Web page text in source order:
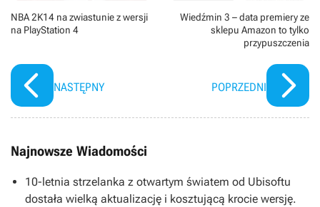
NBA 2K14 na zwiastunie z wersji
na PlayStation 4
NASTĘPNY
Wiedźmin 3 – data premiery ze
sklepu Amazon to tylko
przypuszczenia
POPRZEDNI
Najnowsze Wiadomości
10-letnia strzelanka z otwartym światem od Ubisoftu
dostała wielką aktualizację i kosztującą krocie wersję.